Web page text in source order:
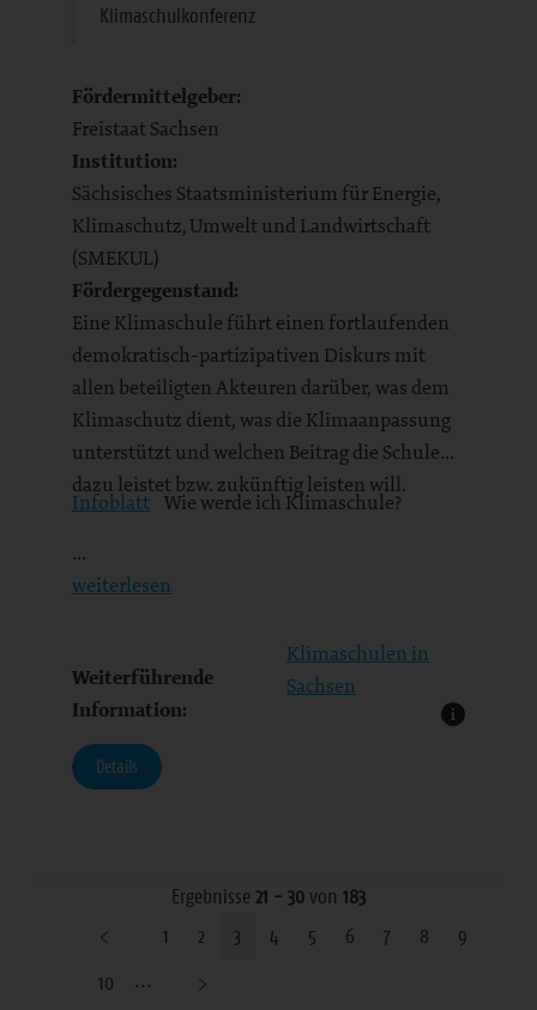
Klimaschulkonferenz
Fördermittelgeber:
Freistaat Sachsen
Institution:
Sächsisches Staatsministerium für Energie,
Klimaschutz, Umwelt und Landwirtschaft
(SMEKUL)
Fördergegenstand:
Eine Klimaschule führt einen fortlaufenden
demokratisch-partizipativen Diskurs mit
allen beteiligten Akteuren darüber, was dem
Klimaschutz dient, was die Klimaanpassung
unterstützt und welchen Beitrag die Schule
dazu leistet bzw. zukünftig leisten will.
Infoblatt Wie werde ich Klimaschule?
…
weiterlesen
Weiterführende
Information:
Klimaschulen in
Sachsen
Details
Ergebnisse 21 - 30von 183
1
2 3 4 5 6 7 8
9
10